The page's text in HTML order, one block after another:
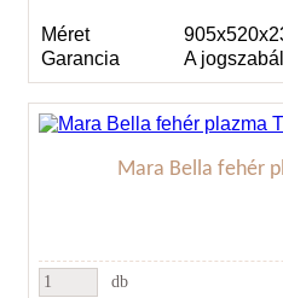
Méret
Garancia
A
Mara Bella fehér
db